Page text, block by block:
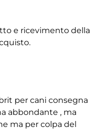
e ricevimento della
per cani consegna
abbondante , ma
ma per colpa del